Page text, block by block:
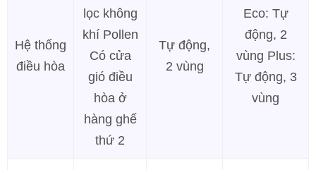
Hệ thống
điều hòa
lọc không
khí Pollen
Có cửa
gió điều
hòa ở
hàng ghế
thứ 2
Tự động,
2 vùng
Eco: Tự
động, 2
vùng Plus:
Tự động, 3
vùng